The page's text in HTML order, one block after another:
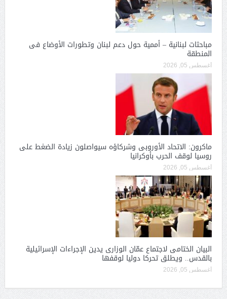
مباحثات لبنانية – أممية حول دعم لبنان وتطورات الأوضاع فى
المنطقة
أغسطس 05, 2026
ماكرون: الاتحاد الأوروبى وشركاؤه سيواصلون زيادة الضغط على
روسيا لوقف الحرب بأوكرانيا
أغسطس 05, 2026
البيان الختامى لاجتماع عمّان الوزارى يدين الإجراءات الإسرائيلية
بالقدس.. ويطلق تحركا دوليا لوقفها
أغسطس 05, 2026